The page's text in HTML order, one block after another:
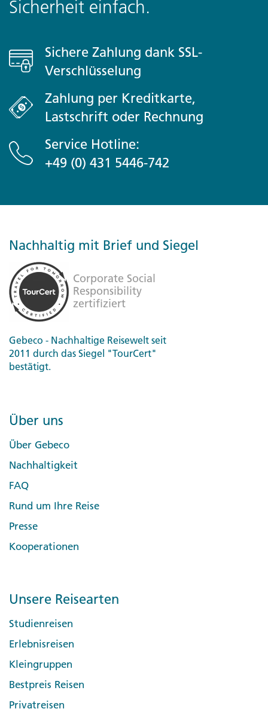
Sicherheit einfach.
Sichere Zahlung dank SSL-
Verschlüsselung
Zahlung per Kreditkarte,
Lastschrift oder Rechnung
Service Hotline:
+49 (0) 431 5446-742
Nachhaltig mit Brief und Siegel
Gebeco - Nachhaltige Reisewelt seit
2011 durch das Siegel "TourCert"
bestätigt.
Über uns
Über Gebeco
Nachhaltigkeit
FAQ
Rund um Ihre Reise
Presse
Kooperationen
Unsere Reisearten
Studienreisen
Erlebnisreisen
Kleingruppen
Bestpreis Reisen
Privatreisen